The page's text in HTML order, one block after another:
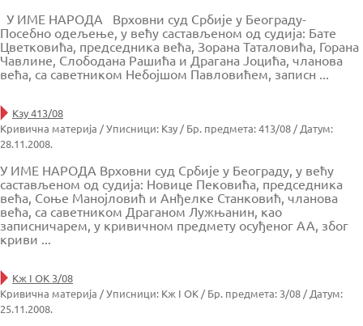
У ИМЕ НАРОДА Врховни суд Србије у Београду-
Посебно одељење, у већу састављеном од судија: Бате
Цветковића, председника већа, Зорана Таталовића, Горана
Чавлине, Слободана Рашића и Драгана Јоцића, чланова
већа, са саветником Небојшом Павловићем, записн ...
Кзу 413/08
Кривична материја / Уписници: Кзу / Бр. предмета: 413/08 / Датум:
28.11.2008.
У ИМЕ НАРОДА Врховни суд Србије у Београду, у већу
састављеном од судија: Новице Пековића, председника
већа, Соње Манојловић и Анђелке Станковић, чланова
већа, са саветником Драганом Лужњанин, као
записничарем, у кривичном предмету осуђеног АА, због
криви ...
Кж I ОК 3/08
Кривична материја / Уписници: Кж I ОК / Бр. предмета: 3/08 / Датум:
25.11.2008.